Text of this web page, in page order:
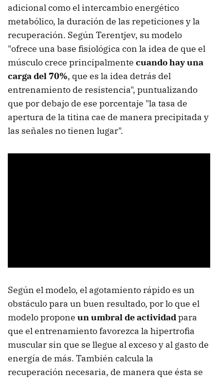
adicional como el intercambio energético
metabólico, la duración de las repeticiones y la
recuperación. Según Terentjev, su modelo
"ofrece una base fisiológica con la idea de que el
músculo crece principalmente cuando hay una
carga del 70%, que es la idea detrás del
entrenamiento de resistencia", puntualizando
que por debajo de ese porcentaje "la tasa de
apertura de la titina cae de manera precipitada y
las señales no tienen lugar".
Según el modelo, el agotamiento rápido es un
obstáculo para un buen resultado, por lo que el
modelo propone un umbral de actividadpara
que el entrenamiento favorezca la hipertrofia
muscular sin que se llegue al exceso y al gasto de
energía de más. También calcula la
recuperación necesaria, de manera que ésta se